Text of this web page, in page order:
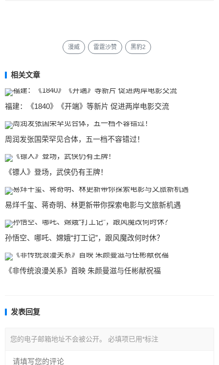
漫威 雷霆沙赞 黑豹2
相关文章
福建：《1840》《开端》等新片 促进两岸电影交流
周润发张国荣罕见合体，五一档不容错过！
《镖人》登场，武侠仍有王牌！
易烊千玺、蒋奇明、林更新带你探索电影与文旅新机遇
孙悟空、哪吒、嫦娥“打工记”，跟风魔改何时休？
《非传统浪漫关系》首映 朱颜曼滋与任彬献祝福
发表回复
您的电子邮箱地址不会被公开。 必填项已用*标注